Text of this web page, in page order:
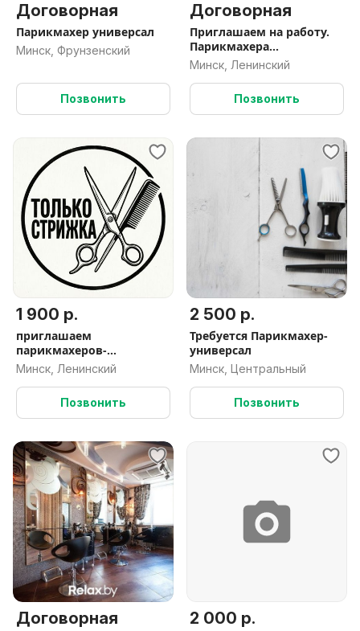
Договорная
Парикмахер универсал
Минск, Фрунзенский
Позвонить
Договорная
Приглашаем на работу.
Парикмахера
ул.Плеханова-40
Минск, Ленинский
Позвонить
1 900 р.
приглашаем
парикмахеров-
универсалов
Минск, Ленинский
Позвонить
2 500 р.
Требуется Парикмахер-
универсал
Минск, Центральный
Позвонить
Договорная 2 000 р.